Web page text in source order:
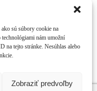
sú súbory cookie na
nám umožní
na tejto stránke. Nesúhlas alebo
Zobraziť predvoľby